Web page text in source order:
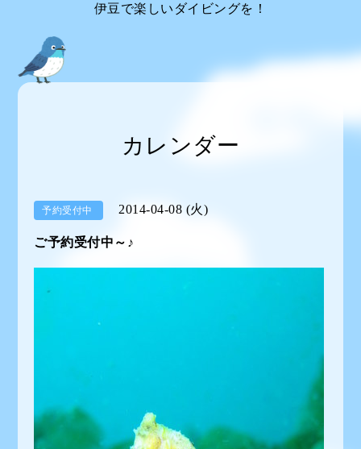
伊豆で楽しいダイビングを！
カレンダー
予約受付中 2014-04-08 (火)
ご予約受付中～♪